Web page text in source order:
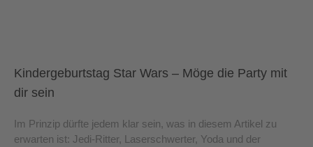
Kindergeburtstag Star Wars – Möge die Party mit
dir sein
Im Prinzip dürfte jedem klar sein, was in diesem Artikel zu
erwarten ist: Jedi-Ritter, Laserschwerter, Yoda und der